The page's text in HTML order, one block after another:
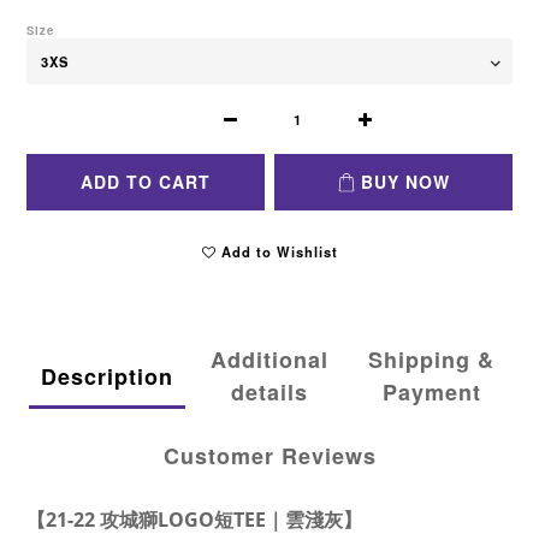
Size
ADD TO CART BUY NOW
Add to Wishlist
Description
Additional
details
Shipping &
Payment
Customer Reviews
【21-22 攻城獅LOGO短TEE｜雲淺灰】